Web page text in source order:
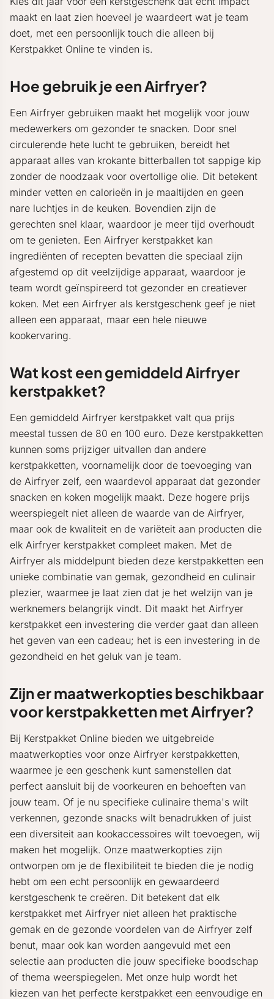
maakt en laat zien hoeveel je waardeert wat je team
doet, met een persoonlijk touch die alleen bij
Kerstpakket Online te vinden is.
Hoe gebruik je een Airfryer?
Een Airfryer gebruiken maakt het mogelijk voor jouw
medewerkers om gezonder te snacken. Door snel
circulerende hete lucht te gebruiken, bereidt het
apparaat alles van krokante bitterballen tot sappige kip
zonder de noodzaak voor overtollige olie. Dit betekent
minder vetten en calorieën in je maaltijden en geen
nare luchtjes in de keuken. Bovendien zijn de
gerechten snel klaar, waardoor je meer tijd overhoudt
om te genieten. Een Airfryer kerstpakket kan
ingrediënten of recepten bevatten die speciaal zijn
afgestemd op dit veelzijdige apparaat, waardoor je
team wordt geïnspireerd tot gezonder en creatiever
koken. Met een Airfryer als kerstgeschenk geef je niet
alleen een apparaat, maar een hele nieuwe
kookervaring.
Wat kost een gemiddeld Airfryer
kerstpakket?
Een gemiddeld Airfryer kerstpakket valt qua prijs
meestal tussen de 80 en 100 euro. Deze kerstpakketten
kunnen soms prijziger uitvallen dan andere
kerstpakketten, voornamelijk door de toevoeging van
de Airfryer zelf, een waardevol apparaat dat gezonder
snacken en koken mogelijk maakt. Deze hogere prijs
weerspiegelt niet alleen de waarde van de Airfryer,
maar ook de kwaliteit en de variëteit aan producten die
elk Airfryer kerstpakket compleet maken. Met de
Airfryer als middelpunt bieden deze kerstpakketten een
unieke combinatie van gemak, gezondheid en culinair
plezier, waarmee je laat zien dat je het welzijn van je
werknemers belangrijk vindt. Dit maakt het Airfryer
kerstpakket een investering die verder gaat dan alleen
het geven van een cadeau; het is een investering in de
gezondheid en het geluk van je team.
Zijn er maatwerkopties beschikbaar
voor kerstpakketten met Airfryer?
Bij Kerstpakket Online bieden we uitgebreide
maatwerkopties voor onze Airfryer kerstpakketten,
waarmee je een geschenk kunt samenstellen dat
perfect aansluit bij de voorkeuren en behoeften van
jouw team. Of je nu specifieke culinaire thema's wilt
verkennen, gezonde snacks wilt benadrukken of juist
een diversiteit aan kookaccessoires wilt toevoegen, wij
maken het mogelijk. Onze maatwerkopties zijn
ontworpen om je de flexibiliteit te bieden die je nodig
hebt om een echt persoonlijk en gewaardeerd
kerstgeschenk te creëren. Dit betekent dat elk
kerstpakket met Airfryer niet alleen het praktische
gemak en de gezonde voordelen van de Airfryer zelf
benut, maar ook kan worden aangevuld met een
selectie aan producten die jouw specifieke boodschap
of thema weerspiegelen. Met onze hulp wordt het
kiezen van het perfecte kerstpakket een eenvoudige en